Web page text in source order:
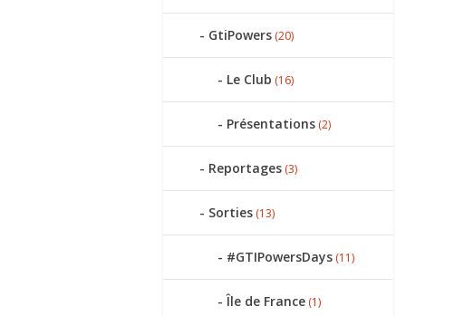
GtiPowers(20)
Le Club (16)
Présentations(2)
Reportages(3)
Sorties(13)
#GTIPowersDays(11)
Île de France(1)